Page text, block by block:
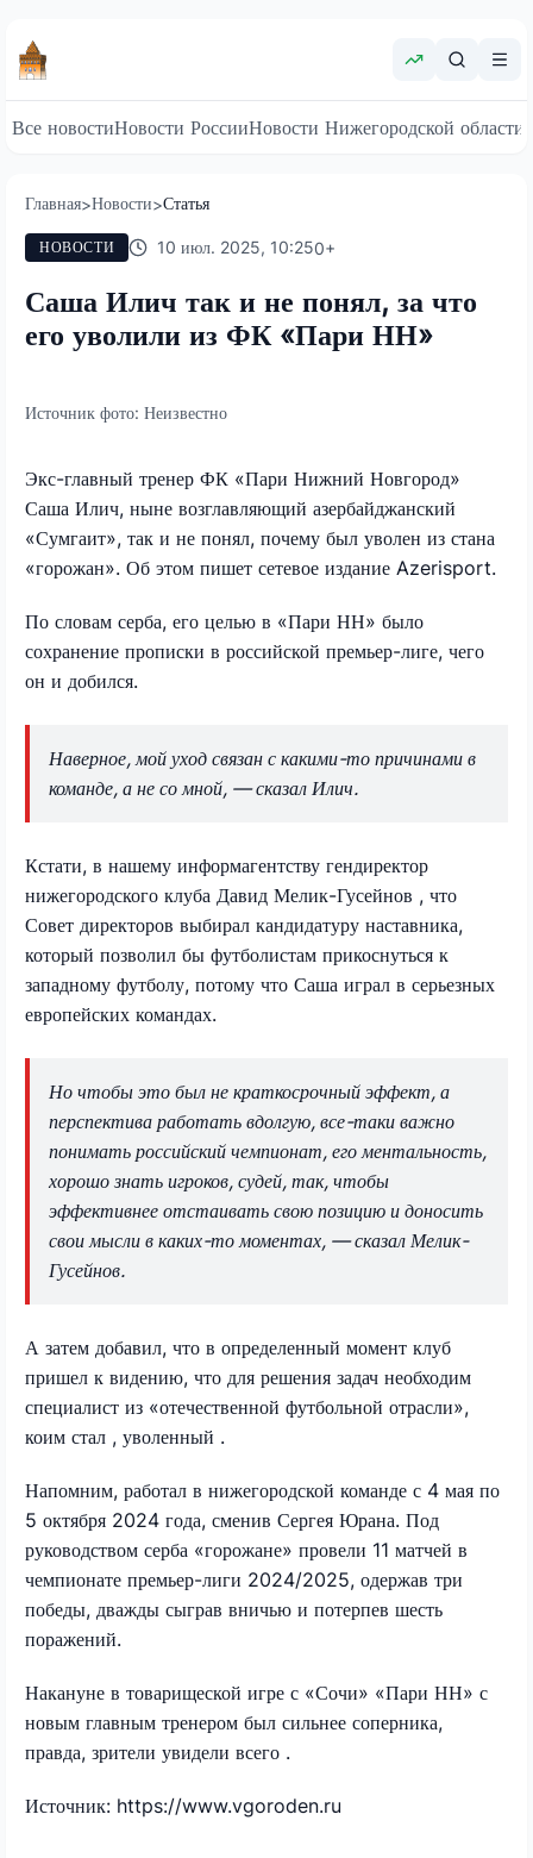
Все новостиНовости РоссииНовости Нижегородской области
Главная>Новости>Статья
НОВОСТИ 10 июл. 2025, 10:250+
Саша Илич так и не понял, за что
его уволили из ФК «Пари НН»
Источник фото: Неизвестно
Экс-главный тренер ФК «Пари Нижний Новгород»
Саша Илич, ныне возглавляющий азербайджанский
«Сумгаит», так и не понял, почему был уволен из стана
«горожан». Об этом пишет сетевое издание Azerisport.
По словам серба, его целью в «Пари НН» было
сохранение прописки в российской премьер-лиге, чего
он и добился.
Наверное, мой уход связан с какими-то причинами в
команде, а не со мной, — сказал Илич.
Кстати, в нашему информагентству гендиректор
нижегородского клуба Давид Мелик-Гусейнов , что
Совет директоров выбирал кандидатуру наставника,
который позволил бы футболистам прикоснуться к
западному футболу, потому что Саша играл в серьезных
европейских командах.
Но чтобы это был не краткосрочный эффект, а
перспектива работать вдолгую, все-таки важно
понимать российский чемпионат, его ментальность,
хорошо знать игроков, судей, так, чтобы
эффективнее отстаивать свою позицию и доносить
свои мысли в каких-то моментах, — сказал Мелик-
Гусейнов.
А затем добавил, что в определенный момент клуб
пришел к видению, что для решения задач необходим
специалист из «отечественной футбольной отрасли»,
коим стал , уволенный .
Напомним, работал в нижегородской команде с 4 мая по
5 октября 2024 года, сменив Сергея Юрана. Под
руководством серба «горожане» провели 11 матчей в
чемпионате премьер-лиги 2024/2025, одержав три
победы, дважды сыграв вничью и потерпев шесть
поражений.
Накануне в товарищеской игре с «Сочи» «Пари НН» с
новым главным тренером был сильнее соперника,
правда, зрители увидели всего .
Источник: https://www.vgoroden.ru